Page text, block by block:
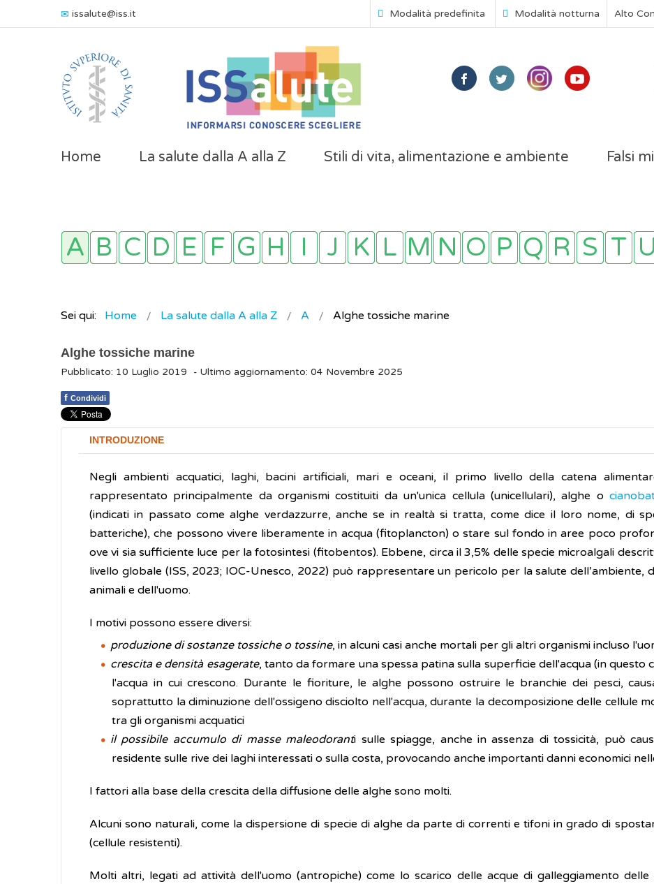
issalute@iss.it Modalità predefinita Modalità notturna Alto
Home La salute dalla A alla Z Stili di vita, alimentazione e ambiente Falsi
Sei qui: Home La salute dalla A alla Z A Alghe tossiche marine
Alghe tossiche marine
Pubblicato: 10 Luglio 2019 - Ultimo aggiornamento: 04 Novembre 2025
f Condividi
INTRODUZIONE
Negli ambienti acquatici, laghi, bacini artificiali, mari e oceani, il primo livello della catena
rappresentato principalmente da organismi costituiti da un'unica cellula (unicellulari), alghe o
(indicati in passato come alghe verdazzurre, anche se in realtà si tratta, come dice il loro nome, di
batteriche), che possono vivere liberamente in acqua (fitoplancton) o stare sul fondo in aree poco
ove vi sia sufficiente luce per la fotosintesi (fitobentos). Ebbene, circa il 3,5% delle specie microalgali
livello globale (ISS, 2023; IOC-Unesco, 2022) può rappresentare un pericolo per la salute dell’ambiente,
animali e dell'uomo.
I motivi possono essere diversi:
produzione di sostanze tossiche o tossine, in alcuni casi anche mortali per gli altri organismi incluso
crescita e densità esagerate, tanto da formare una spessa patina sulla superficie dell'acqua (in questo
l'acqua in cui crescono. Durante le fioriture, le alghe possono ostruire le branchie dei pesci,
soprattutto la diminuzione dell'ossigeno disciolto nell'acqua, durante la decomposizione delle cellule
tra gli organismi acquatici
il possibile accumulo di masse maleodoranti sulle spiagge, anche in assenza di tossicità, può
residente sulle rive dei laghi interessati o sulla costa, provocando anche importanti danni economici
I fattori alla base della crescita della diffusione delle alghe sono molti.
Alcuni sono naturali, come la dispersione di specie di alghe da parte di correnti e tifoni in grado di
(cellule resistenti).
Molti altri, legati ad attività dell'uomo (antropiche) come lo scarico delle acque di galleggiamento